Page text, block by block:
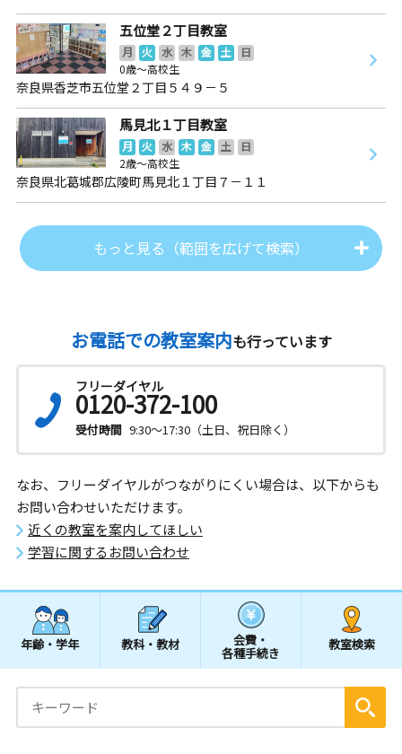
五位堂２丁目教室
月 火 水 木 金 土
日
0歳～高校生
奈良県香芝市五位堂２丁目５４９－５
馬見北１丁目教室
月 火 水 木 金 土
日
2歳～高校生
奈良県北葛城郡広陵町馬見北１丁目７－１１
もっと見る（範囲を広げて検索）
お電話での教室案内も行っています
フリーダイヤル
0120-372-100
受付時間 9:30～17:30（土日、祝日除く）
なお、フリーダイヤルがつながりにくい場合は、以下からも
お問い合わせいただけます。
近くの教室を案内してほしい
学習に関するお問い合わせ
年齢・学年 教科・教材 会費・
各種手続き
教室検索